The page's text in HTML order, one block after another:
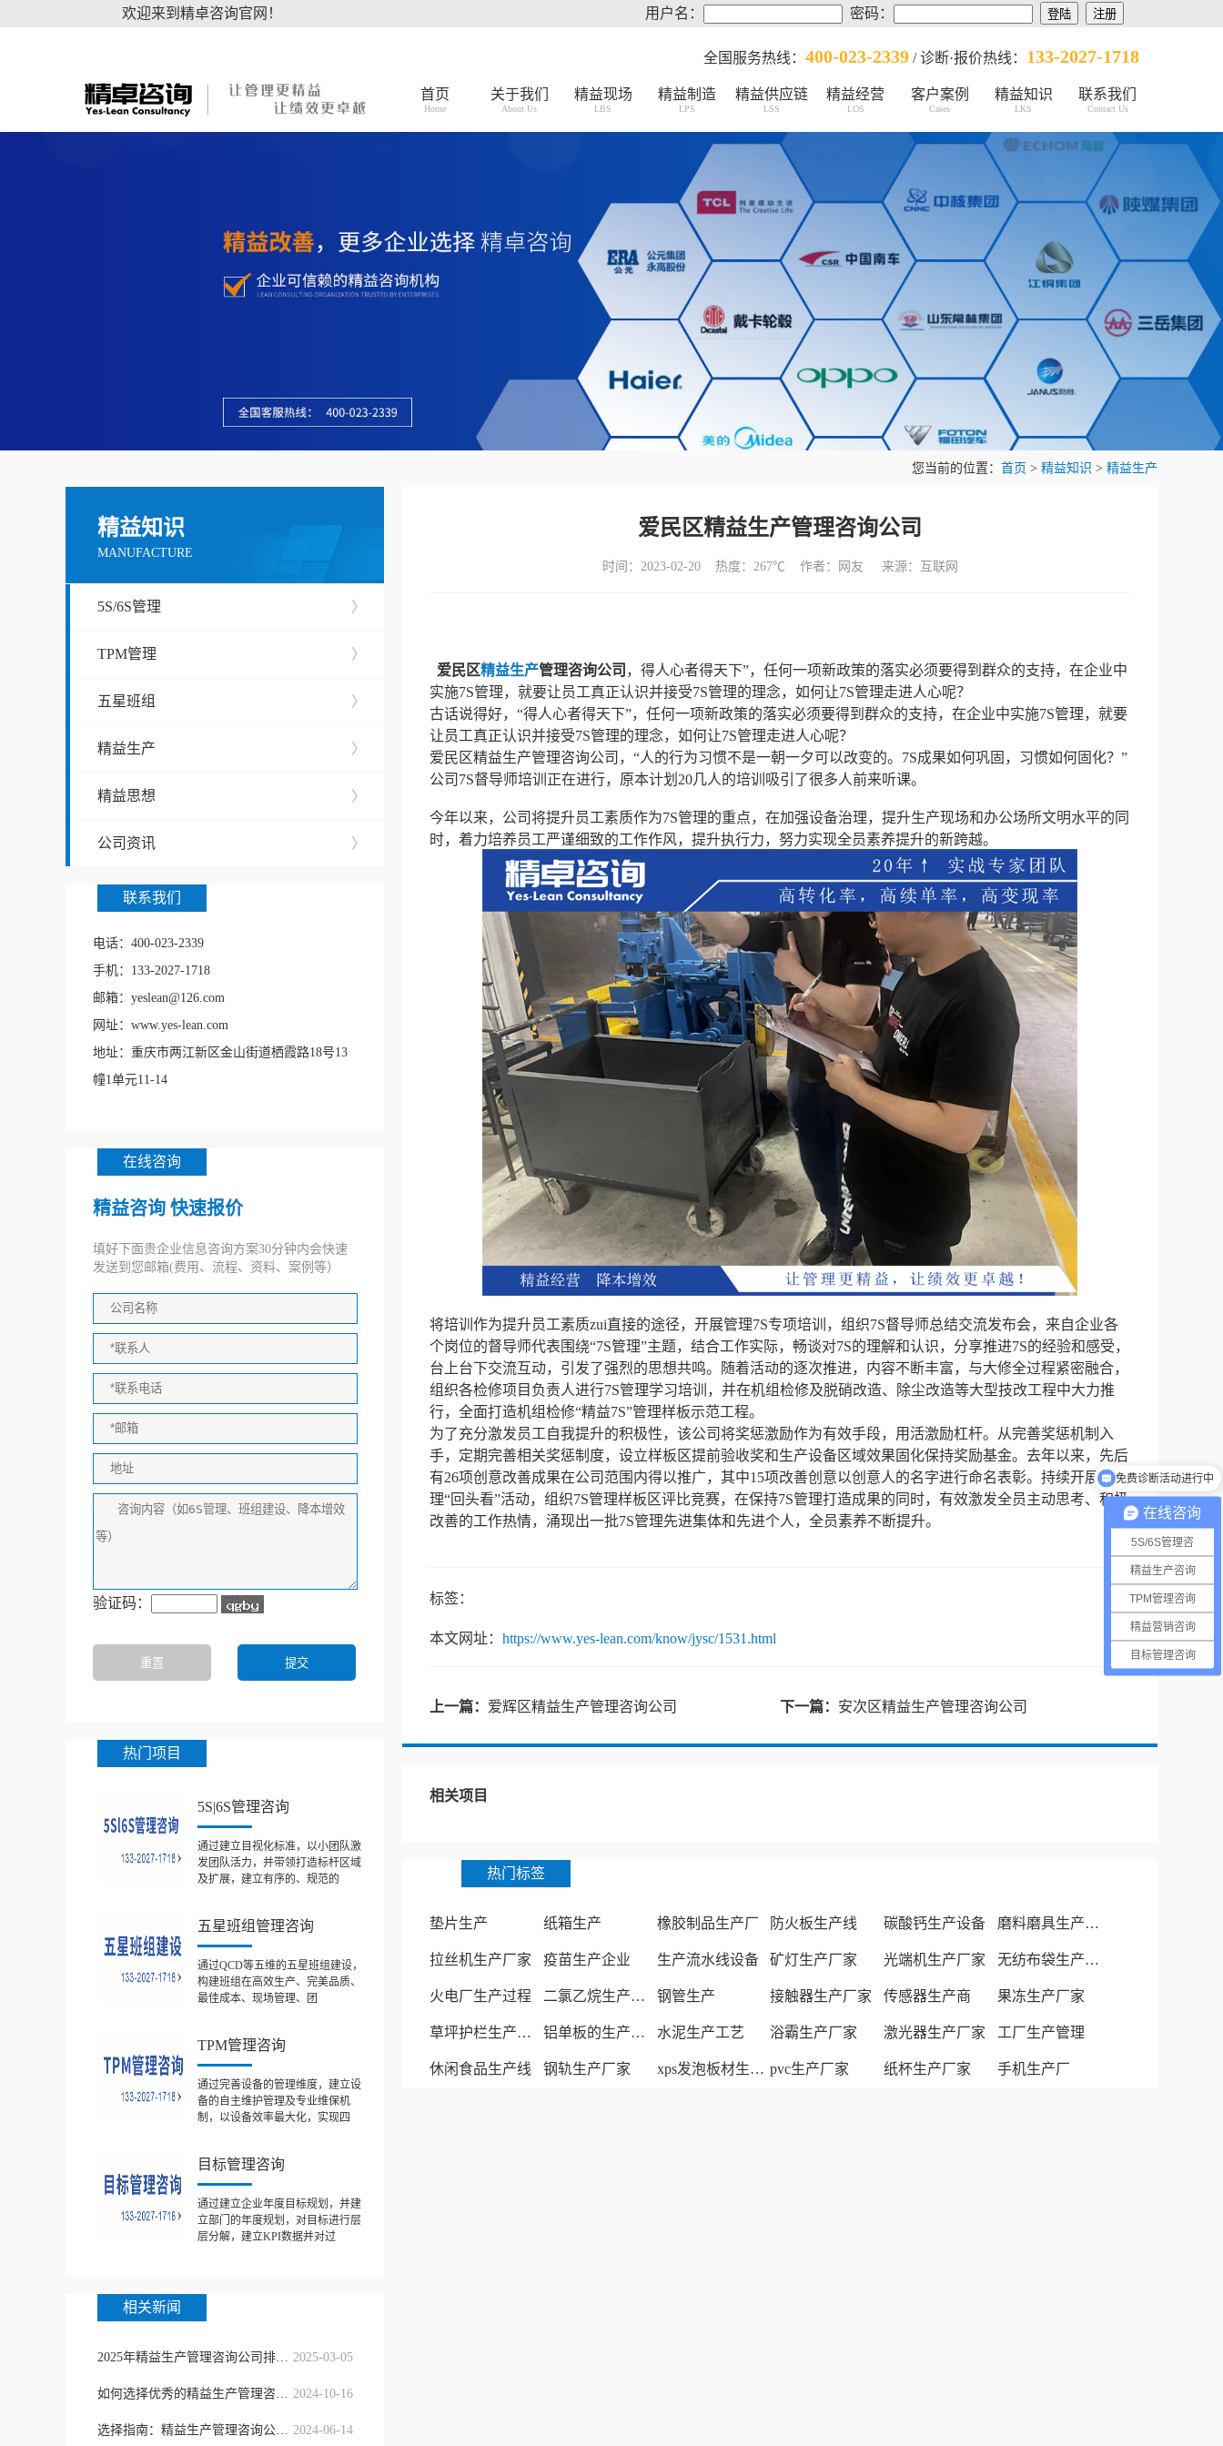
欢迎来到精卓咨询官网！ 用户名： 密码：
全国服务热线： 400-023-2339 / 诊断·报价热线： 133-2027-1718
首页
Home
关于我们
About Us
精益现场
LBS
精益制造
LPS
精益供应链
LSS
精益经营
LOS
客户案例
Cases
精益知识
LKS
联系我们
Contact Us
您当前的位置： 首页 > 精益知识 > 精益生产
精益知识
MANUFACTURE
5S/6S管理 〉
TPM管理 〉
五星班组 〉
精益生产 〉
精益思想 〉
公司资讯 〉
联系我们
电话：400-023-2339
手机：133-2027-1718
邮箱：yeslean@126.com
网址：www.yes-lean.com
地址：重庆市两江新区金山街道栖霞路18号13
幢1单元11-14
在线咨询
精益咨询 快速报价
填好下面贵企业信息咨询方案30分钟内会快速
发送到您邮箱(费用、流程、资料、案例等）
验证码：
热门项目
5S|6S管理咨询
通过建立目视化标准，以小团队激
发团队活力，并带领打造标杆区域
及扩展，建立有序的、规范的
五星班组管理咨询
通过QCD等五维的五星班组建设，
构建班组在高效生产、完美品质、
最佳成本、现场管理、团
TPM管理咨询
通过完善设备的管理维度，建立设
备的自主维护管理及专业维保机
制，以设备效率最大化，实现四
目标管理咨询
通过建立企业年度目标规划，并建
立部门的年度规划，对目标进行层
层分解，建立KPI数据并对过
相关新闻
2025年精益生产管理咨询公司排名揭 2025-03-05
如何选择优秀的精益生产管理咨询公 2024-10-16
选择指南：精益生产管理咨询公司的选 2024-06-14
爱民区精益生产管理咨询公司
时间：2023-02-20 热度： 267℃ 作者：网友 来源：互联网
爱民区精益生产管理咨询公司 ，得人心者得天下”，任何一项新政策的落实必须要得到群众的支持，在企业中
实施7S管理，就要让员工真正认识并接受7S管理的理念，如何让7S管理走进人心呢？
古话说得好，“得人心者得天下”，任何一项新政策的落实必须要得到群众的支持，在企业中实施7S管理，就要
让员工真正认识并接受7S管理的理念，如何让7S管理走进人心呢？
爱民区精益生产管理咨询公司，“人的行为习惯不是一朝一夕可以改变的。7S成果如何巩固，习惯如何固化？”
公司7S督导师培训正在进行，原本计划20几人的培训吸引了很多人前来听课。
今年以来，公司将提升员工素质作为7S管理的重点，在加强设备治理，提升生产现场和办公场所文明水平的同
时，着力培养员工严谨细致的工作作风，提升执行力，努力实现全员素养提升的新跨越。
将培训作为提升员工素质zui直接的途径，开展管理7S专项培训，组织7S督导师总结交流发布会，来自企业各
个岗位的督导师代表围绕“7S管理”主题，结合工作实际，畅谈对7S的理解和认识，分享推进7S的经验和感受，
台上台下交流互动，引发了强烈的思想共鸣。随着活动的逐次推进，内容不断丰富，与大修全过程紧密融合，
组织各检修项目负责人进行7S管理学习培训，并在机组检修及脱硝改造、除尘改造等大型技改工程中大力推
行，全面打造机组检修“精益7S”管理样板示范工程。
为了充分激发员工自我提升的积极性，该公司将奖惩激励作为有效手段，用活激励杠杆。从完善奖惩机制入
手，定期完善相关奖惩制度，设立样板区提前验收奖和生产设备区域效果固化保持奖励基金。去年以来，先后
有26项创意改善成果在公司范围内得以推广，其中15项改善创意以创意人的名字进行命名表彰。持续开展7S管
理“回头看”活动，组织7S管理样板区评比竞赛，在保持7S管理打造成果的同时，有效激发全员主动思考、积极
改善的工作热情，涌现出一批7S管理先进集体和先进个人，全员素养不断提升。
标签：
本文网址： https://www.yes-lean.com/know/jysc/1531.html
上一篇： 爱辉区精益生产管理咨询公司 下一篇： 安次区精益生产管理咨询公司
相关项目
热门标签
垫片生产 纸箱生产 橡胶制品生产厂 防火板生产线 碳酸钙生产设备 磨料磨具生产厂家
拉丝机生产厂家 疫苗生产企业 生产流水线设备 矿灯生产厂家 光端机生产厂家 无纺布袋生产厂家
火电厂生产过程 二氯乙烷生产厂家 钢管生产 接触器生产厂家 传感器生产商 果冻生产厂家
草坪护栏生产厂家 铝单板的生产厂家 水泥生产工艺 浴霸生产厂家 激光器生产厂家 工厂生产管理
休闲食品生产线 钢轨生产厂家 xps发泡板材生产线 pvc生产厂家 纸杯生产厂家 手机生产厂
在线咨询
5S/6S管理咨
精益生产咨询
TPM管理咨询
精益营销咨询
目标管理咨询
方案量身定制更有效